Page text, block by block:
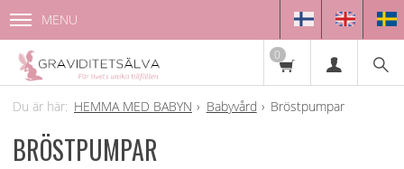
MENU
0
HEMMA MED BABYN Babyvård Bröstpumpar
BRÖSTPUMPAR